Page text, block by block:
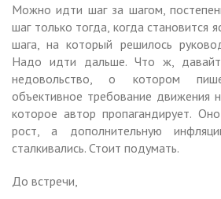
Можно идти шаг за шагом,
шаг только тогда, когда становится
шага, на который решилось
Надо идти дальше. Что ж,
недовольство, о котором
объективное требование движения
которое автор пропагандирует.
рост, а дополнительную
сталкивались. Стоит подумать.
До встречи,